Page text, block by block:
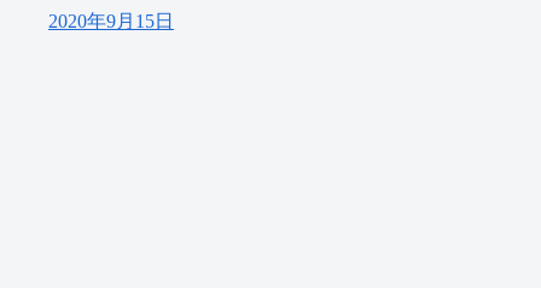
2020年9月15日